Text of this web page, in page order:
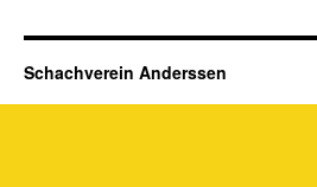
Schachverein Anderssen